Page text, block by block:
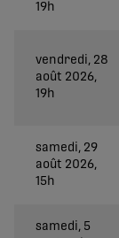
19h
vendredi, 28
août 2026,
19h
samedi, 29
août 2026,
15h
samedi, 5